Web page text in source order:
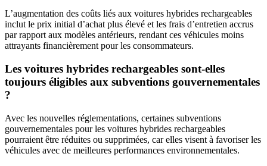
L’augmentation des coûts liés aux voitures hybrides rechargeables
inclut le prix initial d’achat plus élevé et les frais d’entretien accrus
par rapport aux modèles antérieurs, rendant ces véhicules moins
attrayants financièrement pour les consommateurs.
Les voitures hybrides rechargeables sont-elles
toujours éligibles aux subventions gouvernementales
?
Avec les nouvelles réglementations, certaines subventions
gouvernementales pour les voitures hybrides rechargeables
pourraient être réduites ou supprimées, car elles visent à favoriser les
véhicules avec de meilleures performances environnementales.